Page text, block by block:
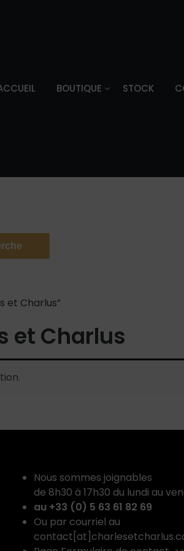
BOUTIQUE STOCK
et Charlus”
et Charlus
Nous sommes joignables
de 8h30 à 17h30 du lundi au
au +33 (0) 5 63 61 82 69
Ou par courriel au